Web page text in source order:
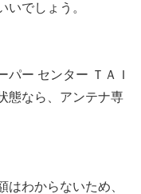
いでしょう。
パー センター ＴＡＩ
態なら、アンテナ専
はわからないため、